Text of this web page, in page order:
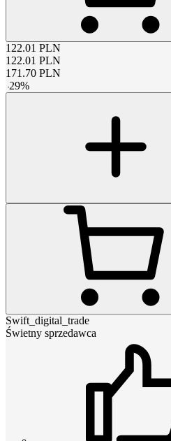
122.01 PLN
122.01 PLN
171.70 PLN
-29%
Swift_digital_trade
Świetny sprzedawca